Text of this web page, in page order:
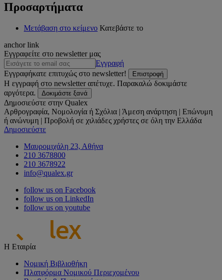
Προσαρτήματα
Μετάβαση στο κείμενο Κατεβάστε το
anchor link
Εγγραφείτε στο newsletter μας
Εγγραφή
Εγγραφήκατε επιτυχώς στο newsletter!
Επιστροφή
Η εγγραφή στο newsletter απέτυχε. Παρακαλώ δοκιμάστε
αργότερα.
Δοκιμάστε ξανά
Δημοσιεύστε στην Qualex
Αρθρογραφία, Νομολογία ή Σχόλια | Άμεση ανάρτηση | Επώνυμη
ή ανώνυμη | Προβολή σε χιλιάδες χρήστες σε όλη την Ελλάδα
Δημοσιεύστε
Μαυρομιχάλη 23, Αθήνα
210 3678800
210 3678922
info@qualex.gr
follow us on Facebook
follow us on LinkedIn
follow us on youtube
Η Εταιρία
Νομική Βιβλιοθήκη
Πλατφόρμα Νομικού Περιεχομένου